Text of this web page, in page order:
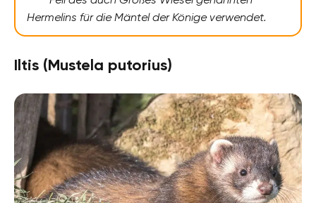
Hermelins für die Mäntel der Könige verwendet.
Iltis (Mustela putorius)